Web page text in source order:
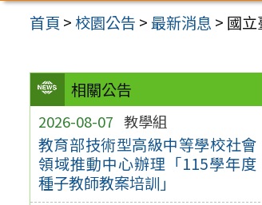
首頁 >校園公告 >最新消息 > 國
相關公告
2026-08-07 教學組
教育部技術型高級中等學校社會
領域推動中心辦理「115學年度
種子教師教案培訓」